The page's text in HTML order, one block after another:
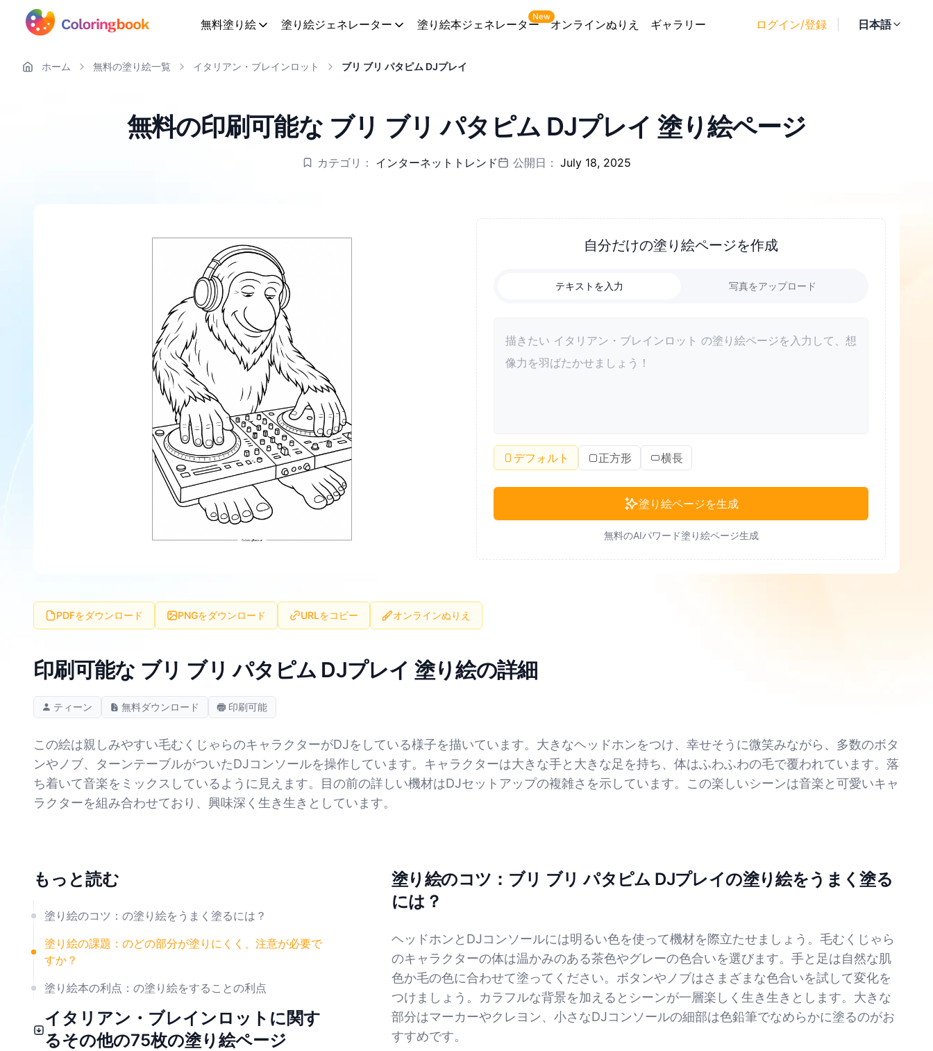
ログイン/登録 日本語
無料塗り絵 塗り絵ジェネレーター 塗り絵本ジェネレーター
New
オンラインぬりえ ギャラリー
ホーム 無料の塗り絵一覧 イタリアン・ブレインロット ブリ ブリ パタピム DJプレイ
無料の印刷可能な ブリ ブリ パタピム DJプレイ 塗り絵ページ
カテゴリ： インターネットトレンド 公開日： July 18, 2025
自分だけの塗り絵ページを作成
テキストを入力 写真をアップロード
デフォルト 正方形 横長
塗り絵ページを生成
無料のAIパワード塗り絵ページ生成
PDFをダウンロード PNGをダウンロード URLをコピー オンラインぬりえ
印刷可能な ブリ ブリ パタピム DJプレイ 塗り絵の詳細
ティーン 無料ダウンロード 印刷可能
この絵は親しみやすい毛むくじゃらのキャラクターがDJをしている様子を描いています。大きなヘッドホンをつけ、幸せそうに微笑みながら、多数のボタ
ンやノブ、ターンテーブルがついたDJコンソールを操作しています。キャラクターは大きな手と大きな足を持ち、体はふわふわの毛で覆われています。落
ち着いて音楽をミックスしているように見えます。目の前の詳しい機材はDJセットアップの複雑さを示しています。この楽しいシーンは音楽と可愛いキャ
ラクターを組み合わせており、興味深く生き生きとしています。
もっと読む
塗り絵のコツ：の塗り絵をうまく塗るには？
塗り絵の課題：のどの部分が塗りにくく、注意が必要で
すか？
塗り絵本の利点：の塗り絵をすることの利点
イタリアン・ブレインロットに関す
るその他の75枚の塗り絵ページ
塗り絵のコツ：ブリ ブリ パタピム DJプレイの塗り絵をうまく塗る
には？
ヘッドホンとDJコンソールには明るい色を使って機材を際立たせましょう。毛むくじゃら
のキャラクターの体は温かみのある茶色やグレーの色合いを選びます。手と足は自然な肌
色か毛の色に合わせて塗ってください。ボタンやノブはさまざまな色合いを試して変化を
つけましょう。カラフルな背景を加えるとシーンが一層楽しく生き生きとします。大きな
部分はマーカーやクレヨン、小さなDJコンソールの細部は色鉛筆でなめらかに塗るのがお
すすめです。